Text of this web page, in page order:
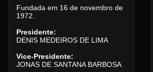
Fundada em 16 de novembro de
1972.
Presidente:
DENIS MEDEIROS DE LIMA
Vice-Presidente:
JONAS DE SANTANA BARBOSA